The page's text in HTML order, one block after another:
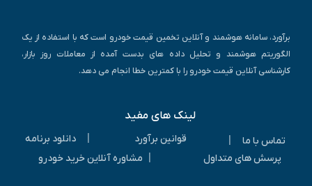
برآورد، سامانه هوشمند و آنلاین تخمین قیمت خودرو است که با استفاده از یک
الگوریتم هوشمند و تحلیل داده های بدست آمده از معاملات روز بازار،
کارشناسی آنلاین قیمت خودرو را با کمترین خطا انجام می دهد.
لینک های مفید
تماس با ما قوانین برآورد
دانلود برنامه
پرسش های متداول
مشاوره آنلاین خرید خودرو